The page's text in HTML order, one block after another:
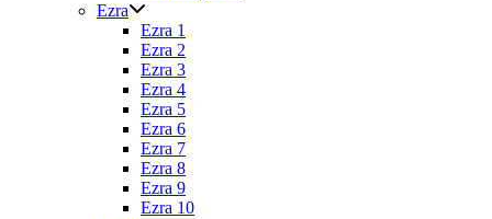
Ezra
Ezra 1
Ezra 2
Ezra 3
Ezra 4
Ezra 5
Ezra 6
Ezra 7
Ezra 8
Ezra 9
Ezra 10